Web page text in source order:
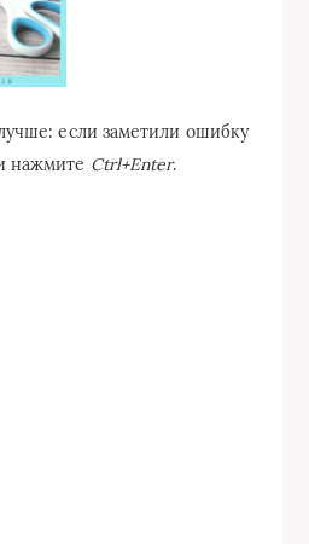
если заметили ошибку
нажмите Ctrl+Enter.